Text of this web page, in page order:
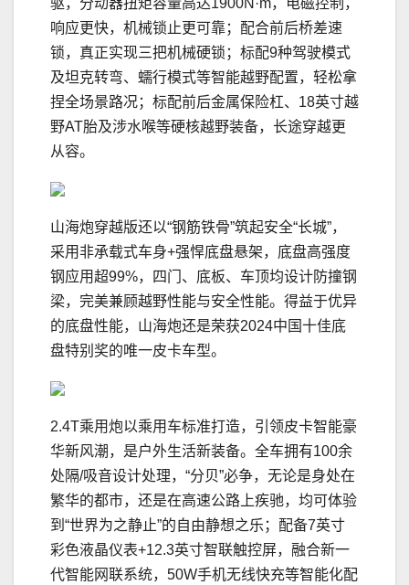
驱，分动器扭矩容量高达1900N·m，电磁控制，
响应更快，机械锁止更可靠；配合前后桥差速
锁，真正实现三把机械硬锁；标配9种驾驶模式
及坦克转弯、蠕行模式等智能越野配置，轻松拿
捏全场景路况；标配前后金属保险杠、18英寸越
野AT胎及涉水喉等硬核越野装备，长途穿越更
从容。
山海炮穿越版还以“钢筋铁骨”筑起安全“长城”，
采用非承载式车身+强悍底盘悬架，底盘高强度
钢应用超99%，四门、底板、车顶均设计防撞钢
梁，完美兼顾越野性能与安全性能。得益于优异
的底盘性能，山海炮还是荣获2024中国十佳底
盘特别奖的唯一皮卡车型。
2.4T乘用炮以乘用车标准打造，引领皮卡智能豪
华新风潮，是户外生活新装备。全车拥有100余
处隔/吸音设计处理，“分贝”必争，无论是身处在
繁华的都市，还是在高速公路上疾驰，均可体验
到“世界为之静止”的自由静想之乐；配备7英寸
彩色液晶仪表+12.3英寸智联触控屏，融合新一
代智能网联系统，50W手机无线快充等智能化配